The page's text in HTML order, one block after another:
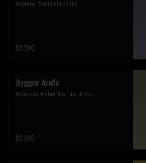
Imperial Stout Lata 473cc
$5.500
Byggvir Araña
American Amber Ale Lata 473cc
$5.000